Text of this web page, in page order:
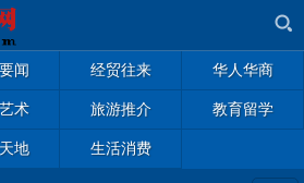
闻 经贸往来 华人华商
术 旅游推介 教育留学
地 生活消费